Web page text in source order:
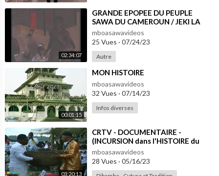
02:34:07
⁣GRANDE EPOPEE DU PEUPLE
SAWA DU CAMEROUN / JEKI LA
NJAMBE
mboasawavideos
25 Vues · 07/24/23
Autre
00:01:15
⁣MON HISTOIRE
mboasawavideos
32 Vues · 07/14/23
Infos diverses
03:20:13
⁣CRTV - DOCUMENTAIRE -
(INCURSION dans l'HISTOIRE du
NGONDO) - Vendredi 18 Décembre
2020
mboasawavideos
28 Vues · 05/16/23